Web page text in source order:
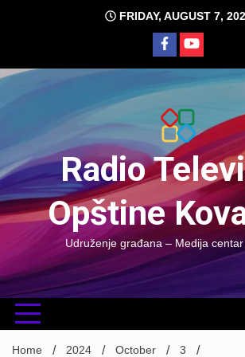
FRIDAY, AUGUST 7,
Radio
Opštine
Udruženje građana – Medija
Home 2024 October
3